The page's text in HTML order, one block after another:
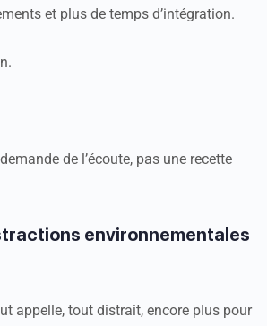
et plus de temps d’intégration.
de l’écoute, pas une recette
environnementales
appelle, tout distrait, encore plus pour